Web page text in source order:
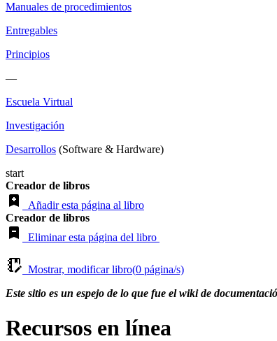
Manuales de procedimientos
Entregables
Principios
—
Escuela Virtual
Investigación
Desarrollos (Software & Hardware)
start
Creador de libros
Añadir esta página al libro
Creador de libros
Eliminar esta página del libro
Mostrar, modificar libro(0 página/s)
Este sitio es un espejo de lo que fue el wiki de
Recursos en línea